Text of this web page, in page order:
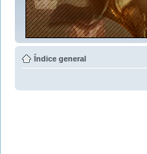
Índice general